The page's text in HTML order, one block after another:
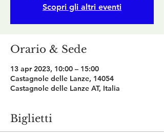
Scopri gli altri eventi
Orario & Sede
13 apr 2023, 10:00 – 15:00
Castagnole delle Lanze, 14054
Castagnole delle Lanze AT, Italia
Biglietti